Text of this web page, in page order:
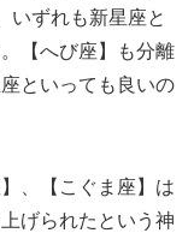
いずれも新星座と
【へび座】も分離
といっても良いの
、【こぐま座】は
げられたという神